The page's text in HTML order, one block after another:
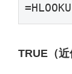
TRUE（近